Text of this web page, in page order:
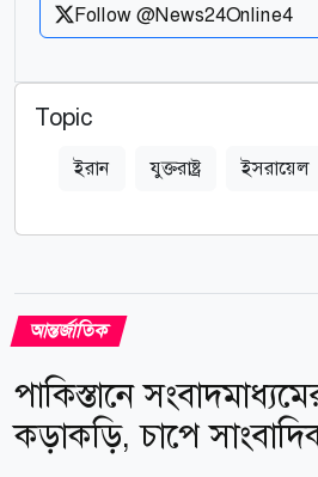
Follow @News24Online4
Topic
ইরান যুক্তরাষ্ট্র ইসরায়েল
আন্তর্জাতিক
পাকিস্তানে
কড়াকড়ি, চাপে